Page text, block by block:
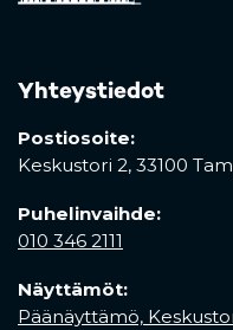
Yhteystiedot
Postiosoite:
Keskustori 2, 33100
Puhelinvaihde:
010 346 2111
Näyttämöt:
Päänäyttämö,